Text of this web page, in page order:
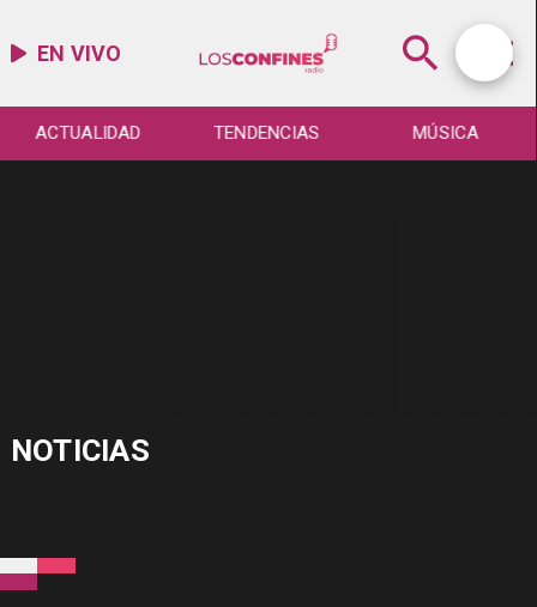
EN VIVO
ACTUALIDAD TENDENCIAS MÚSICA
NOTICIAS